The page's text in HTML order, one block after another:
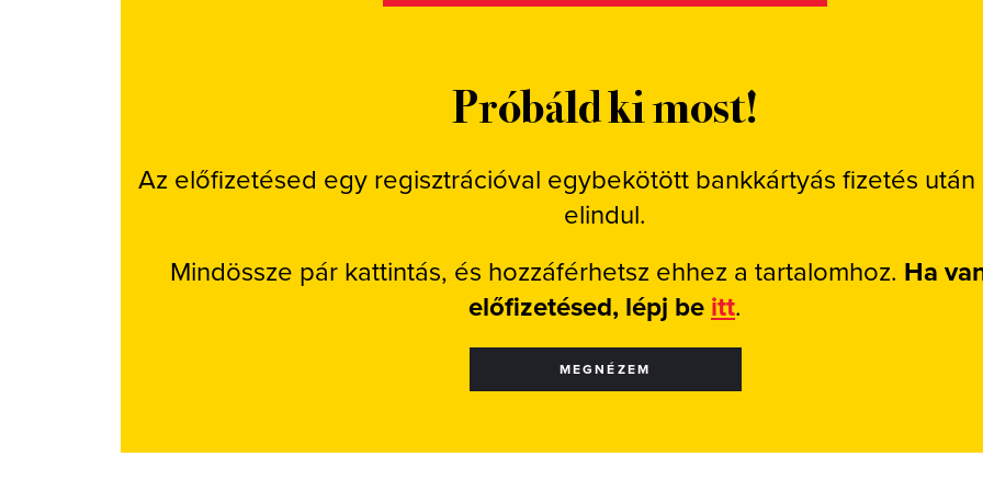
Próbáld ki most!
Az előfizetésed egy regisztrációval egybekötött bankkártyás fizetés után
elindul.
Mindössze pár kattintás, és hozzáférhetsz ehhez a tartalomhoz. Ha
előfizetésed, lépj be itt.
MEGNÉZEM